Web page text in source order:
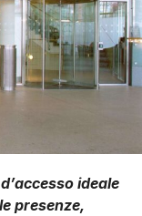
ideale
presenze,